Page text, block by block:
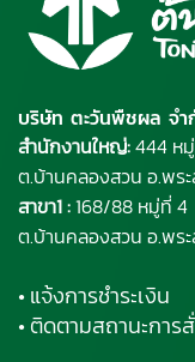
บริษัท ตะวันพืชผล จำ
สำนักงานใหญ่:444 ห
ต.บ้านคลองสวน อ.พระ
สาขา1 :168/88 หมู่ที่ 4
ต.บ้านคลองสวน อ.พร
• แจ้งการชำระเงิน
• ติดตามสถานะการ